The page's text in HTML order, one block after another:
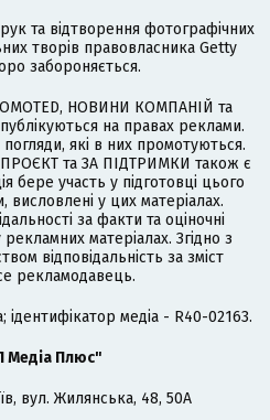
та відтворення фотографічних
творів правовласника Getty
забороняється.
НОВИНИ КОМПАНІЙ та
на правах реклами.
які в них промотуються.
та ЗА ПІДТРИМКИ також є
бере участь у підготовці цього
висловлені у цих матеріалах.
за факти та оціночні
матеріалах. Згідно з
відповідальність за зміст
рекламодавець.
ідентифікатор медіа - R40-02163.
Медіа Плюс"
вул. Жилянська, 48, 50А